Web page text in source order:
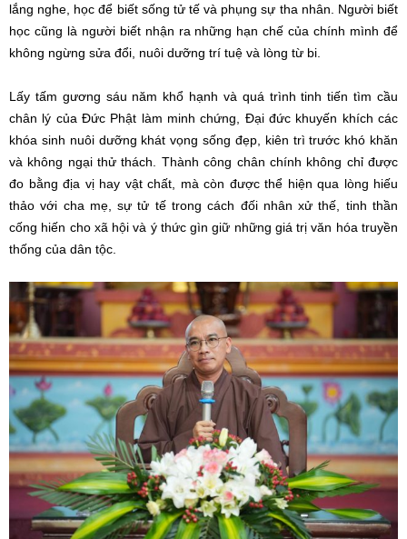
lắng nghe, học để biết sống tử tế và phụng sự tha nhân. Người biết
học cũng là người biết nhận ra những hạn chế của chính mình để
không ngừng sửa đổi, nuôi dưỡng trí tuệ và lòng từ bi.
Lấy tấm gương sáu năm khổ hạnh và quá trình tinh tiến tìm cầu
chân lý của Đức Phật làm minh chứng, Đại đức khuyến khích các
khóa sinh nuôi dưỡng khát vọng sống đẹp, kiên trì trước khó khăn
và không ngại thử thách. Thành công chân chính không chỉ được
đo bằng địa vị hay vật chất, mà còn được thể hiện qua lòng hiếu
thảo với cha mẹ, sự tử tế trong cách đối nhân xử thế, tinh thần
cống hiến cho xã hội và ý thức gìn giữ những giá trị văn hóa truyền
thống của dân tộc.